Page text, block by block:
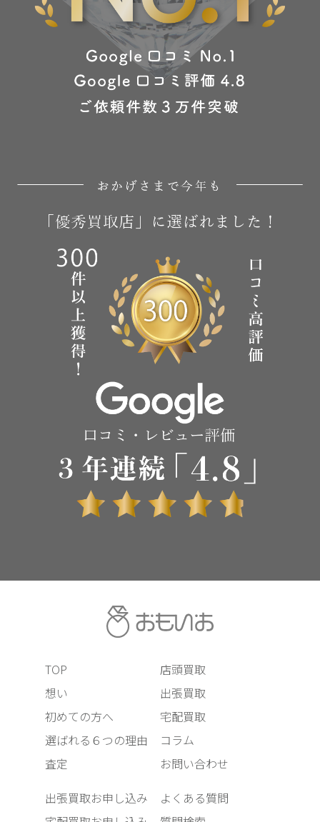
TOP
想い
初めての方へ
選ばれる６つの理由
査定
店頭買取
出張買取
宅配買取
コラム
お問い合わせ
出張買取お申し込み
よくある質問